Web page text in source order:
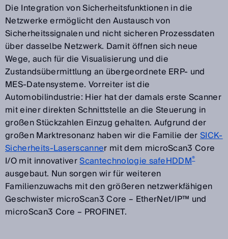
Die Integration von Sicherheitsfunktionen in die
Netzwerke ermöglicht den Austausch von
Sicherheitssignalen und nicht sicheren Prozessdaten
über dasselbe Netzwerk. Damit öffnen sich neue
Wege, auch für die Visualisierung und die
Zustandsübermittlung an übergeordnete ERP- und
MES-Datensysteme. Vorreiter ist die
Automobilindustrie: Hier hat der damals erste Scanner
mit einer direkten Schnittstelle an die Steuerung in
großen Stückzahlen Einzug gehalten. Aufgrund der
großen Marktresonanz haben wir die Familie derSICK-
Sicherheits-Laserscanner mit dem microScan3 Core
I/O mit innovativerScantechnologie safeHDDM®
ausgebaut. Nun sorgen wir für weiteren
Familienzuwachs mit den größeren netzwerkfähigen
Geschwister microScan3 Core – EtherNet/IP™ und
microScan3 Core – PROFINET.